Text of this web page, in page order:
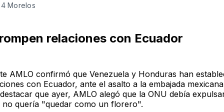
Morelos
relaciones con Ecuador
AMLO confirmó que Venezuela y Honduras han
con Ecuador, ante el asalto a la embajada
que ayer, AMLO alegó que la ONU debía
no quería "quedar como un florero".